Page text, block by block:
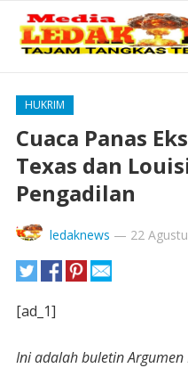
HUKRIM
Cuaca Panas
Texas dan
Pengadilan
ledaknews — 22
[ad_1]
Ini adalah buletin